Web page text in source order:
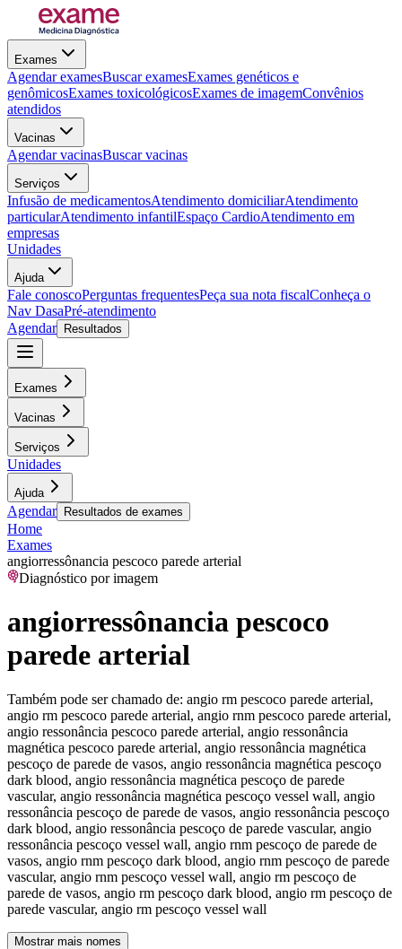
Exames
Agendar examesBuscar examesExames genéticos e
genômicosExames toxicológicosExames de imagemConvênios
atendidos
Vacinas
Agendar vacinasBuscar vacinas
Serviços
Infusão de medicamentosAtendimento domiciliarAtendimento
particularAtendimento infantilEspaço CardioAtendimento em
empresas
Unidades
Ajuda
Fale conoscoPerguntas frequentesPeça sua nota fiscalConheça o
Nav DasaPré-atendimento
Agendar
Resultados
Exames
Vacinas
Serviços
Unidades
Ajuda
Agendar Resultados de exames
Home
Exames
angiorressônancia pescoco parede arterial
Diagnóstico por imagem
angiorressônancia pescoco
parede arterial
Também pode ser chamado de: angio rm pescoco parede arterial,
angio rm pescoco parede arterial, angio rnm pescoco parede arterial,
angio ressonância pescoco parede arterial, angio ressonância
magnética pescoco parede arterial, angio ressonância magnética
pescoço de parede de vasos, angio ressonância magnética pescoço
dark blood, angio ressonância magnética pescoço de parede
vascular, angio ressonância magnética pescoço vessel wall, angio
ressonância pescoço de parede de vasos, angio ressonância pescoço
dark blood, angio ressonância pescoço de parede vascular, angio
ressonância pescoço vessel wall, angio rnm pescoço de parede de
vasos, angio rnm pescoço dark blood, angio rnm pescoço de parede
vascular, angio rnm pescoço vessel wall, angio rm pescoço de
parede de vasos, angio rm pescoço dark blood, angio rm pescoço de
parede vascular, angio rm pescoço vessel wall
Mostrar mais nomes